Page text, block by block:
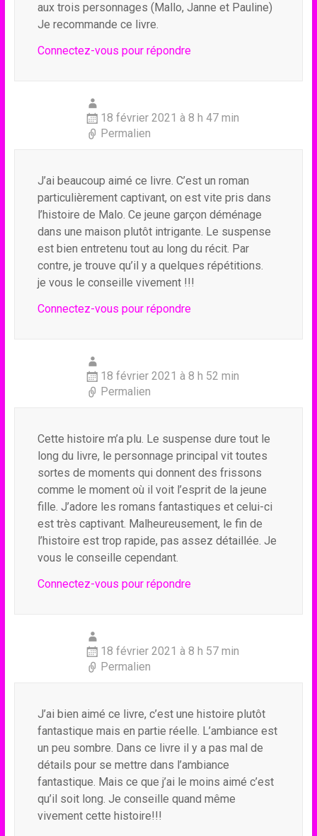
aux trois personnages (Mallo, Janne et Pauline)
Je recommande ce livre.
Connectez-vous pour répondre
18 février 2021 à 8 h 47 min
Permalien
J’ai beaucoup aimé ce livre. C’est un roman
particulièrement captivant, on est vite pris dans
l’histoire de Malo. Ce jeune garçon déménage
dans une maison plutôt intrigante. Le suspense
est bien entretenu tout au long du récit. Par
contre, je trouve qu’il y a quelques répétitions.
je vous le conseille vivement !!!
Connectez-vous pour répondre
18 février 2021 à 8 h 52 min
Permalien
Cette histoire m’a plu. Le suspense dure tout le
long du livre, le personnage principal vit toutes
sortes de moments qui donnent des frissons
comme le moment où il voit l’esprit de la jeune
fille. J’adore les romans fantastiques et celui-ci
est très captivant. Malheureusement, le fin de
l’histoire est trop rapide, pas assez détaillée. Je
vous le conseille cependant.
Connectez-vous pour répondre
18 février 2021 à 8 h 57 min
Permalien
J’ai bien aimé ce livre, c’est une histoire plutôt
fantastique mais en partie réelle. L’ambiance est
un peu sombre. Dans ce livre il y a pas mal de
détails pour se mettre dans l’ambiance
fantastique. Mais ce que j’ai le moins aimé c’est
qu’il soit long. Je conseille quand même
vivement cette histoire!!!